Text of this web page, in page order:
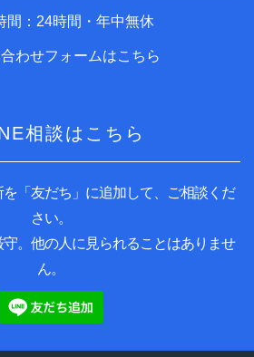
間：24時間・年中無休
わせフォームはこちら
相談はこちら
「友だち」に追加して、ご相談くだ
さい。
。他の人に見られることはありませ
ん。